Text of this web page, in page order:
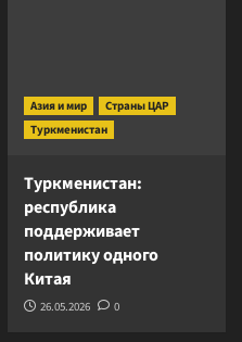
Азия и мир
Страны ЦАР
Туркменистан
Туркменистан:
республика
поддерживает
политику одного
Китая
26.05.2026 0